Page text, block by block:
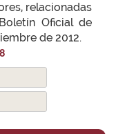
relacionadas
Oficial de
de 2012.